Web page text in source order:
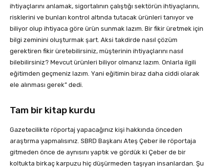
ihtiyaçlarını anlamak, sigortalının çalıştığı sektörün ihtiyaçlarını,
risklerini ve bunları kontrol altında tutacak ürünleri tanıyor ve
biliyor olup ihtiyaca göre ürün sunmak lazım. Bir fikir üretmek için
bilgi zeminini oluşturmak şart. Aksi takdirde nasıl çözüm
gerektiren fikir üretebilirsiniz, müşterinin ihtiyaçlarını nasıl
bilebilirsiniz? Mevcut ürünleri biliyor olmanız lazım. Onlarla ilgili
eğitimden geçmeniz lazım. Yani eğitimin biraz daha ciddi olarak
ele alınması gerek” dedi.
Tam bir kitap kurdu
Gazetecilikte röportaj yapacağınız kişi hakkında önceden
araştırma yapmalısınız. SBRD Başkanı Ateş Çeber ile röportaja
gitmeden önce de aynısını yaptık ve gördük ki Çeber de bir
koltukta birkaç karpuzu hiç düşürmeden taşıyan insanlardan. Şu